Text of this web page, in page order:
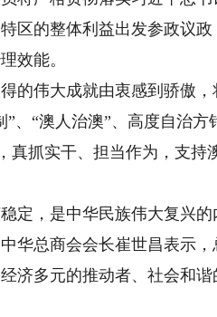
区的整体利益出发参政议政
效能。
伟大成就由衷感到骄傲，
、“澳人治澳”、高度自治方
真抓实干、担当作为，支持
定，是中华民族伟大复兴的
华总商会会长崔世昌表示，
济多元的推动者、社会和谐